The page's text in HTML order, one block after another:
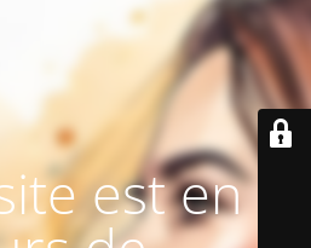
est en